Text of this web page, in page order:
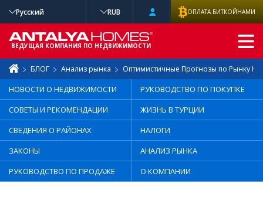
БЛОГ Анализ рынка Оптимистичные Прогнозы по Рынку
НОВОСТИ О НЕДВИЖИМОСТИ
РУКОВОДСТВО ПО ПОКУПКЕ
СОВЕТЫ И РЕКОМЕНДАЦИИ
ЖИЗНЬ В ТУРЦИИ
СВЕДЕНИЯ О РАЙОНАХ
НАЛОГИ
ЗАКОНЫ
АНАЛИЗ РЫНКА
РУКОВОДСТВО ПО ПРОДАЖЕ
О КОМПАНИИ
Русский RUB ОПЛАТА БИТКОЙНАМИ
ВЕДУЩАЯ КОМПАНИЯ ПО НЕДВИЖИМОСТИ
РАСШИРЕННЫ
Й ПОИСК